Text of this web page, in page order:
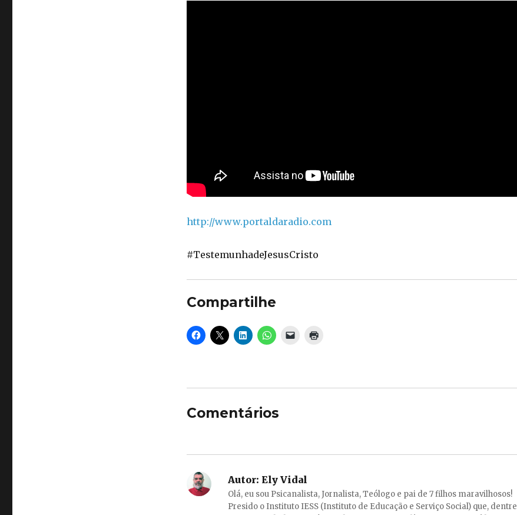
http://www.portaldaradio.com
#TestemunhadeJesusCristo
Compartilhe
Comentários
Autor: Ely Vidal
Olá, eu sou Psicanalista, Jornalista, Teólogo e pai de 7 filhos maravilhosos!
Presido o Instituto IESS (Instituto de Educação e Serviço Social) que, dentre